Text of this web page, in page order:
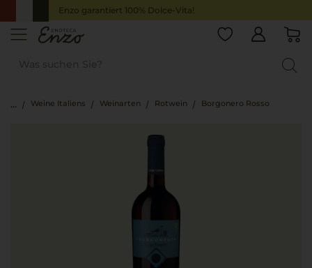
Enzo garantiert 100% Dolce-Vita!
Weine Italiens Weinarten Rotwein Borgonero Rosso